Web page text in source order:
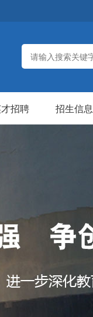
招聘 招生信息